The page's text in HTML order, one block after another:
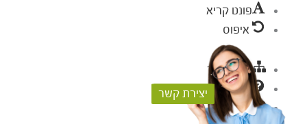
יצירת קשר
פונט קריא
איפוס
מפת אתר
עזרה
פידבק